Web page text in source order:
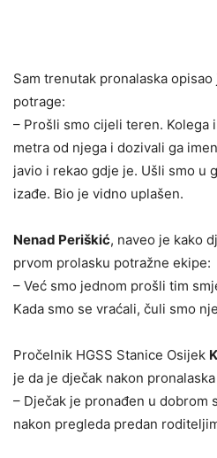
Sam trenutak pronalaska opisao
potrage:
– Prošli smo cijeli teren. Kolega
metra od njega i dozivali ga
javio i rekao gdje je. Ušli smo u
izađe. Bio je vidno uplašen.
Nenad Periškić, naveo je kako
prvom prolasku potražne ekipe:
– Već smo jednom prošli tim
Kada smo se vraćali, čuli smo
Pročelnik HGSS Stanice Osijek
je da je dječak nakon
– Dječak je pronađen u dobrom
nakon pregleda predan